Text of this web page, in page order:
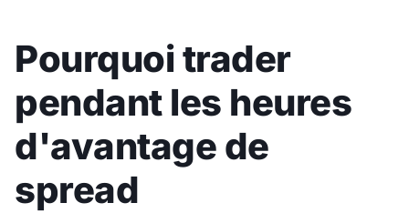
Pourquoi trader
pendant les heures
d'avantage de
spread